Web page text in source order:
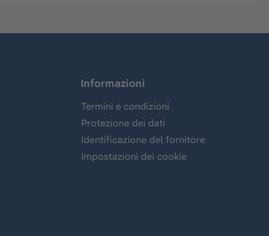
Informazioni
Termini e condizioni
Protezione dei dati
Identificazione del fornitore
Impostazioni dei cookie